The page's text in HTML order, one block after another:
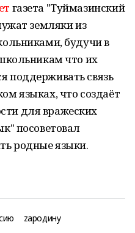
газета "Туймазинский
земляки из
будучи в
что их
поддерживать связь
языках, что создаёт
для вражеских
посоветовал
родные языки.
zародину